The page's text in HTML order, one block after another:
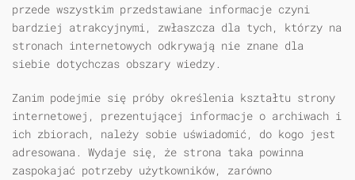
przede wszystkim przedstawiane informacje czyni
bardziej atrakcyjnymi, zwłaszcza dla tych, którzy na
stronach internetowych odkrywają nie znane dla
siebie dotychczas obszary wiedzy.
Zanim podejmie się próby określenia kształtu strony
internetowej, prezentującej informacje o archiwach i
ich zbiorach, należy sobie uświadomić, do kogo jest
adresowana. Wydaje się, że strona taka powinna
zaspokajać potrzeby użytkowników, zarówno